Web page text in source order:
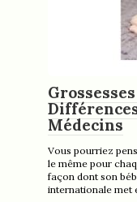
Médecins
Vous pourriez
le même pour
façon dont son
internationale met